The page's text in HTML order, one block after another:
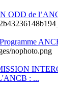
ODD de
: ...